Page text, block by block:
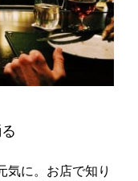
気に。お店で知り